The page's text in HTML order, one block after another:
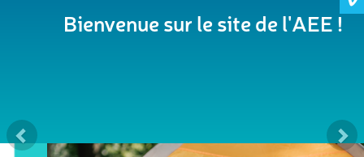
Bienvenue sur le site de l'AEE !